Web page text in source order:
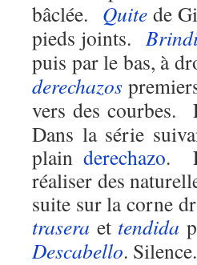
bâclée. Quitede
pieds joints.
puis par le bas, à
derechazos
vers des courbes.
Dans la série
plain derechazo.
réaliser des
suite sur la corne
trasera et tendida
Descabello. Silence.